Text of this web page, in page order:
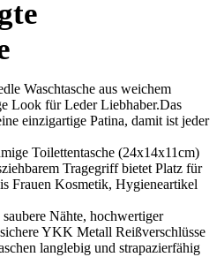
Waschtasche aus weichem
Look für Leder Liebhaber.Das
einzigartige Patina, damit ist jeder
Toilettentasche (24x14x11cm)
Tragegriff bietet Platz für
Frauen Kosmetik, Hygieneartikel
Nähte, hochwertiger
YKK Metall Reißverschlüsse
langlebig und strapazierfähig